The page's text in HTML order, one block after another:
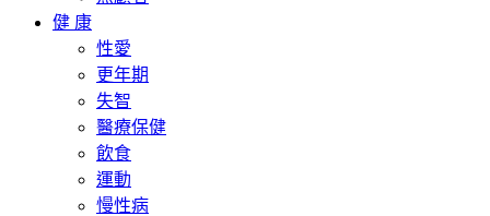
健 康
性愛
更年期
失智
醫療保健
飲食
運動
慢性病